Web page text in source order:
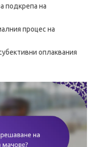
подкрепа на
процес на
оплаквания